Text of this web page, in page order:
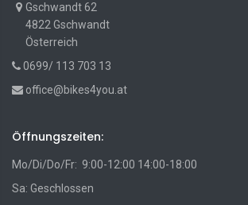
Gschwandt 62
4822 Gschwandt
Österreich
0699/ 113 703 13
office@bikes4you.at
Öffnungszeiten:
Mo/Di/Do/Fr: 9:00-12:00 14:00-18:00
Sa: Geschlossen